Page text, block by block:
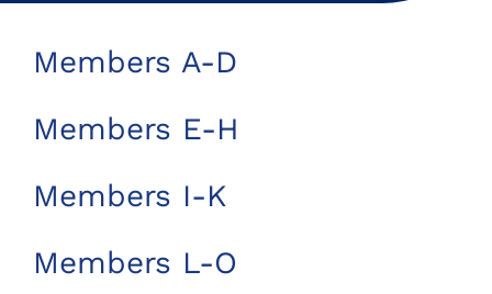
Members A-D
Members E-H
Members I-K
Members L-O